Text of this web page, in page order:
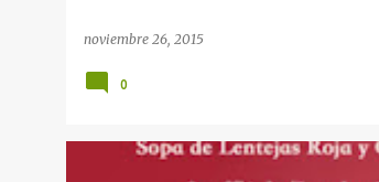
noviembre 26, 2015
0